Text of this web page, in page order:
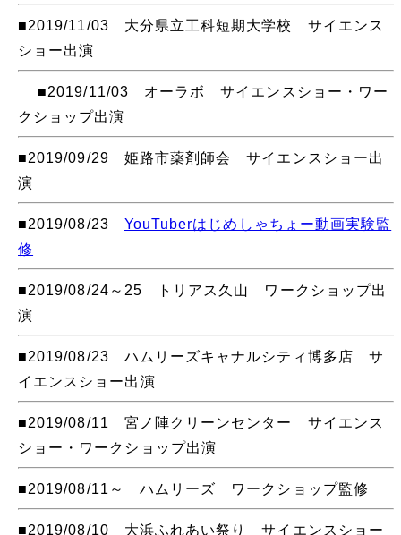
■2019/11/03 大分県立工科短期大学校 サイエンス
ショー出演
■2019/11/03 オーラボ サイエンスショー・ワー
クショップ出演
■2019/09/29 姫路市薬剤師会 サイエンスショー出
演
■2019/08/23 YouTuberはじめしゃちょー動画実験監
修
■2019/08/24～25 トリアス久山 ワークショップ出
演
■2019/08/23 ハムリーズキャナルシティ博多店 サ
イエンスショー出演
■2019/08/11 宮ノ陣クリーンセンター サイエンス
ショー・ワークショップ出演
■2019/08/11～ ハムリーズ ワークショップ監修
■2019/08/10 大浜ふれあい祭り サイエンスショー